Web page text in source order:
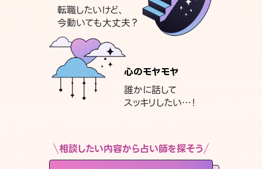
転職したいけど、
今動いても大丈夫？
心のモヤモヤ
誰かに話して
スッキリしたい…！
相談したい内容から占い師を探そう